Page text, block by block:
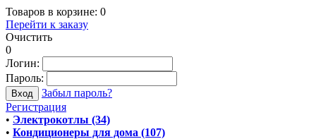
Товаров в корзине: 0
Перейти к заказу
Очистить
0
Логин:
Пароль:
Забыл пароль?
Регистрация
• Электрокотлы (34)
• Кондиционеры для дома (107)